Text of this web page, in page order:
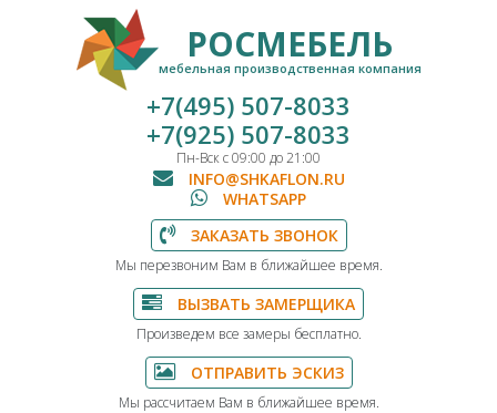
РОСМЕБЕЛЬ
мебельная производственная компания
+7(495) 507-8033
+7(925) 507-8033
Пн-Вск с 09:00 до 21:00
INFO@SHKAFLON.RU
WHATSAPP
ЗАКАЗАТЬ ЗВОНОК
Мы перезвоним Вам в ближайшее время.
ВЫЗВАТЬ ЗАМЕРЩИКА
Произведем все замеры бесплатно.
ОТПРАВИТЬ ЭСКИЗ
Мы рассчитаем Вам в ближайшее время.